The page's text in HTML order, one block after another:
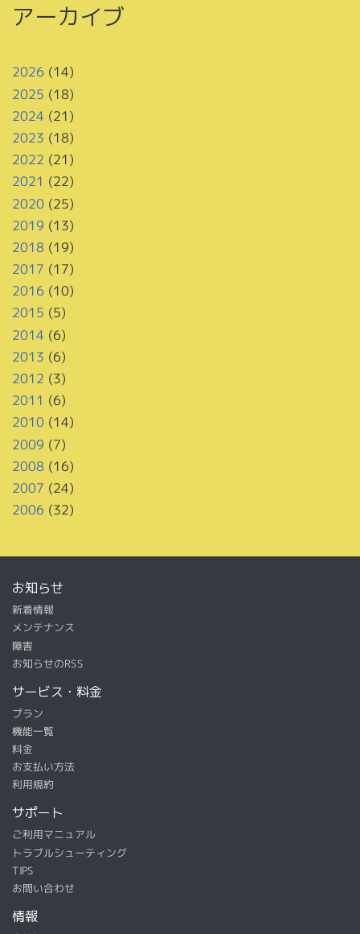
アーカイブ
2026 (14)
2025 (18)
2024 (21)
2023 (18)
2022 (21)
2021 (22)
2020(25)
2019 (13)
2018 (19)
2017 (17)
2016 (10)
2015 (5)
2014 (6)
2013 (6)
2012 (3)
2011 (6)
2010(14)
2009 (7)
2008 (16)
2007 (24)
2006 (32)
お知らせ
新着情報
メンテナンス
障害
お知らせのRSS
サービス・料金
プラン
機能一覧
料金
お支払い方法
利用規約
サポート
ご利用マニュアル
トラブルシューティング
TIPS
お問い合わせ
情報